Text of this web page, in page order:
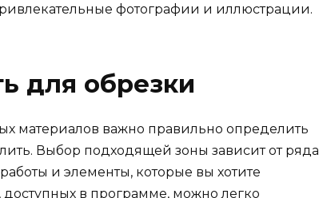
фотографии и иллюстрации.
для обрезки
материалов важно правильно определить
Выбор подходящей зоны зависит от ряда
и элементы, которые вы хотите
в программе, можно легко